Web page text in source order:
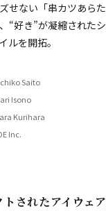
せない「串カツあら
“好き”が凝縮された
ルを開拓。
Saito
Isono
Kurihara
Inc.
されたアイウェ